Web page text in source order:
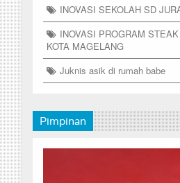
INOVASI SEKOLAH SD
INOVASI PROGRAM
KOTA MAGELANG
Juknis asik di rumah babe
Pimpinan